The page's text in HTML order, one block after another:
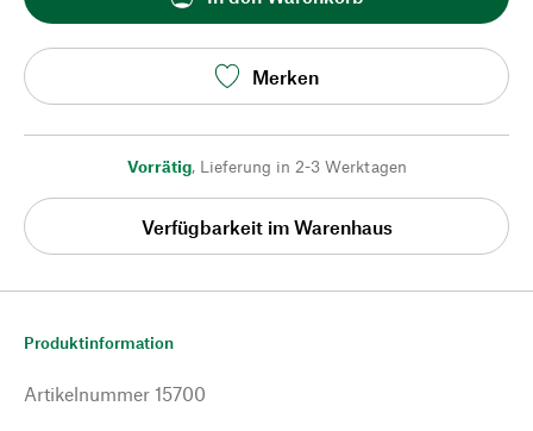
Merken
Vorrätig, Lieferung in 2-3 Werktagen
Verfügbarkeit im Warenhaus
Produktinformation
Artikelnummer 15700